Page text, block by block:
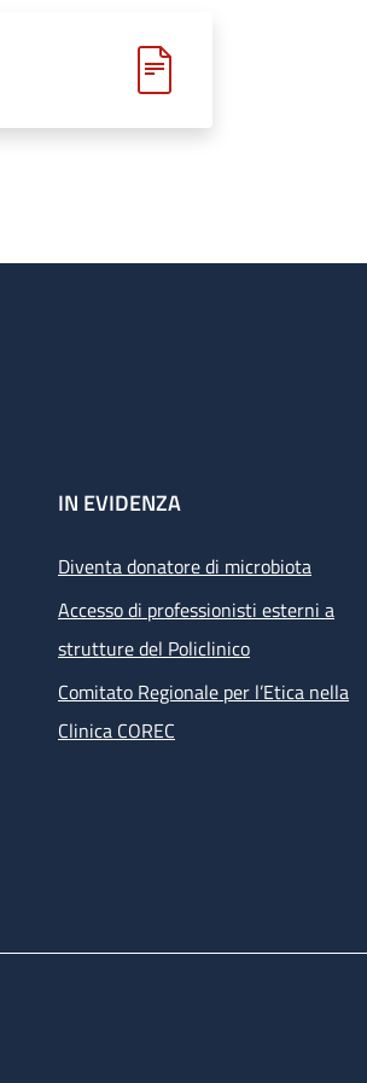
IN EVIDENZA
Diventa donatore di microbiota
Accesso di professionisti esterni a
strutture del Policlinico
Comitato Regionale per l’Etica nella
Clinica COREC